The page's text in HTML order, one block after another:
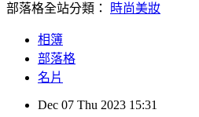
部落格全站分類： 時尚美妝
相簿
部落格
名片
Dec 07 Thu 2023 15:31